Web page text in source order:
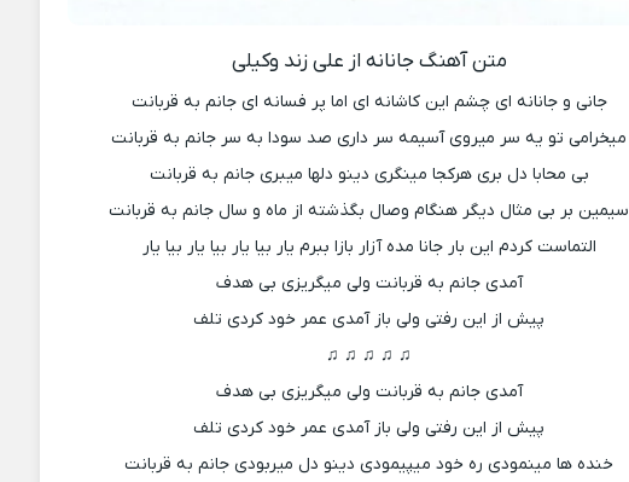
متن آهنگ جانانه از علی زند وکیلی
جانی و جانانه ای چشم این کاشانه ای اما پر فسانه ای جانم به قربانت
میخرامی تو یه سر میروی آسیمه سر داری صد سودا به سر جانم به قربانت
بی محابا دل بری هرکجا مینگری دینو دلها میبری جانم به قربانت
سیمین بر بی مثال دیگر هنگام وصال بگذشته از ماه و سال جانم به قربانت
التماست کردم این بار جانا مده آزار بازا ببرم یار بیا یار بیا یار بیا یار
آمدی جانم به قربانت ولی میگریزی بی هدف
پیش از این رفتی ولی باز آمدی عمر خود کردی تلف
♫ ♫ ♫ ♫ ♫
آمدی جانم به قربانت ولی میگریزی بی هدف
پیش از این رفتی ولی باز آمدی عمر خود کردی تلف
خنده ها مینمودی ره خود میپیمودی دینو دل میربودی جانم به قربانت